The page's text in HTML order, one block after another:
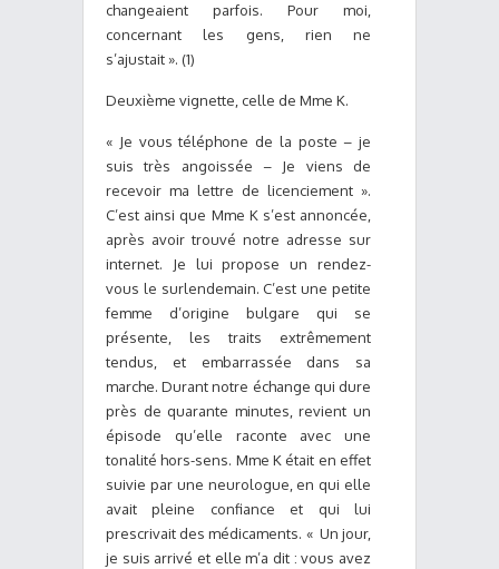
changeaient parfois. Pour moi,
concernant les gens, rien ne
s’ajustait ». (1)
Deuxième vignette, celle de Mme K.
« Je vous téléphone de la poste – je
suis très angoissée – Je viens de
recevoir ma lettre de licenciement ».
C’est ainsi que Mme K s’est annoncée,
après avoir trouvé notre adresse sur
internet. Je lui propose un rendez-
vous le surlendemain. C’est une petite
femme d’origine bulgare qui se
présente, les traits extrêmement
tendus, et embarrassée dans sa
marche. Durant notre échange qui dure
près de quarante minutes, revient un
épisode qu’elle raconte avec une
tonalité hors-sens. Mme K était en effet
suivie par une neurologue, en qui elle
avait pleine confiance et qui lui
prescrivait des médicaments. « Un jour,
je suis arrivé et elle m’a dit : vous avez